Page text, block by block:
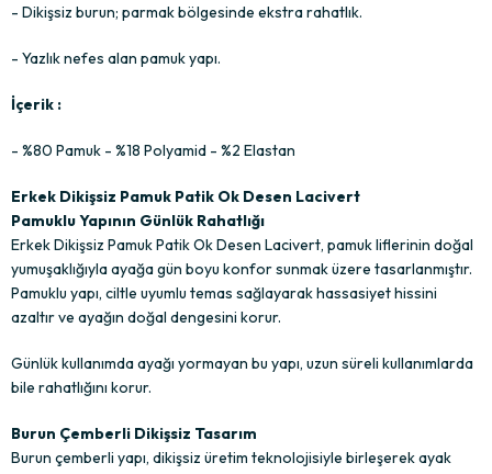
- Dikişsiz burun; parmak bölgesinde ekstra rahatlık.
- Yazlık nefes alan pamuk yapı.
İçerik :
- %80 Pamuk - %18 Polyamid - %2 Elastan
Erkek Dikişsiz Pamuk Patik Ok Desen Lacivert
Pamuklu Yapının Günlük Rahatlığı
Erkek Dikişsiz Pamuk Patik Ok Desen Lacivert, pamuk liflerinin doğal
yumuşaklığıyla ayağa gün boyu konfor sunmak üzere tasarlanmıştır.
Pamuklu yapı, ciltle uyumlu temas sağlayarak hassasiyet hissini
azaltır ve ayağın doğal dengesini korur.
Günlük kullanımda ayağı yormayan bu yapı, uzun süreli kullanımlarda
bile rahatlığını korur.
Burun Çemberli Dikişsiz Tasarım
Burun çemberli yapı, dikişsiz üretim teknolojisiyle birleşerek ayak